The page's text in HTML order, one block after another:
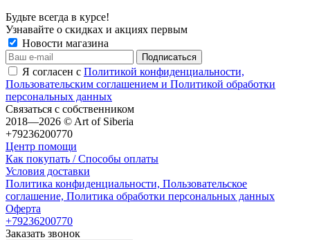
Будьте всегда в курсе!
Узнавайте о скидках и акциях первым
Новости магазина
Я согласен с Политикой конфиденциальности,
Пользовательским соглашением и Политикой обработки
персональных данных
Связаться с собственником
2018—2026 © Art of Siberia
+79236200770
Центр помощи
Как покупать / Способы оплаты
Условия доставки
Политика конфиденциальности, Пользовательское
соглашение, Политика обработки персональных данных
Оферта
+79236200770
Заказать звонок